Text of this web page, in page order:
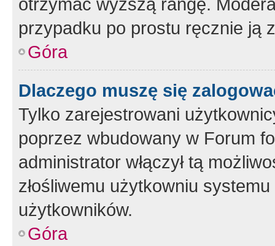
przypadku po prostu ręcznie ją
Góra
Dlaczego muszę się
Tylko zarejestrowani
poprzez wbudowany w Forum
administrator włączył tą
złośliwemu użytkowniu
użytkowników.
Góra